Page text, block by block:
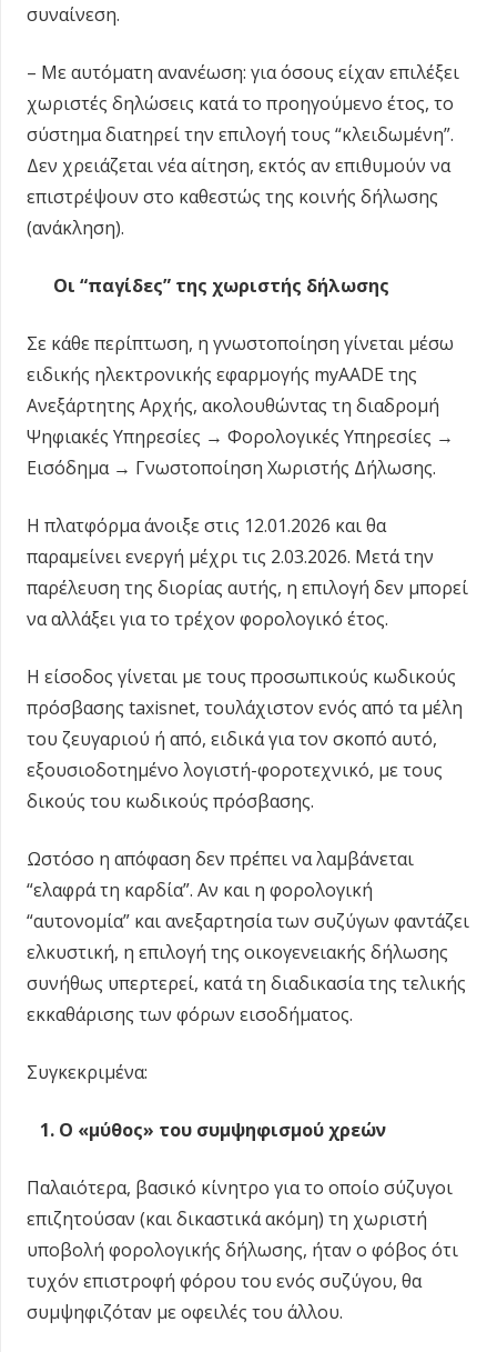
συναίνεση.
– Με αυτόματη ανανέωση: για όσους είχαν επιλέξει
χωριστές δηλώσεις κατά το προηγούμενο έτος, το
σύστημα διατηρεί την επιλογή τους “κλειδωμένη”.
Δεν χρειάζεται νέα αίτηση, εκτός αν επιθυμούν να
επιστρέψουν στο καθεστώς της κοινής δήλωσης
(ανάκληση).
Οι “παγίδες” της χωριστής δήλωσης
Σε κάθε περίπτωση, η γνωστοποίηση γίνεται μέσω
ειδικής ηλεκτρονικής εφαρμογής myAADE της
Ανεξάρτητης Αρχής, ακολουθώντας τη διαδρομή
Ψηφιακές Υπηρεσίες → Φορολογικές Υπηρεσίες →
Εισόδημα → Γνωστοποίηση Χωριστής Δήλωσης.
Η πλατφόρμα άνοιξε στις 12.01.2026 και θα
παραμείνει ενεργή μέχρι τις 2.03.2026. Μετά την
παρέλευση της διορίας αυτής, η επιλογή δεν μπορεί
να αλλάξει για το τρέχον φορολογικό έτος.
Η είσοδος γίνεται με τους προσωπικούς κωδικούς
πρόσβασης taxisnet, τουλάχιστον ενός από τα μέλη
του ζευγαριού ή από, ειδικά για τον σκοπό αυτό,
εξουσιοδοτημένο λογιστή-φοροτεχνικό, με τους
δικούς του κωδικούς πρόσβασης.
Ωστόσο η απόφαση δεν πρέπει να λαμβάνεται
“ελαφρά τη καρδία”. Αν και η φορολογική
“αυτονομία” και ανεξαρτησία των συζύγων φαντάζει
ελκυστική, η επιλογή της οικογενειακής δήλωσης
συνήθως υπερτερεί, κατά τη διαδικασία της τελικής
εκκαθάρισης των φόρων εισοδήματος.
Συγκεκριμένα:
1. Ο «μύθος» του συμψηφισμού χρεών
Παλαιότερα, βασικό κίνητρο για το οποίο σύζυγοι
επιζητούσαν (και δικαστικά ακόμη) τη χωριστή
υποβολή φορολογικής δήλωσης, ήταν ο φόβος ότι
τυχόν επιστροφή φόρου του ενός συζύγου, θα
συμψηφιζόταν με οφειλές του άλλου.